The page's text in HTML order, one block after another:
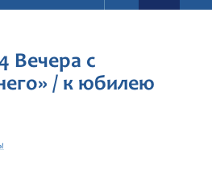
Вечера с
/ к юбилею